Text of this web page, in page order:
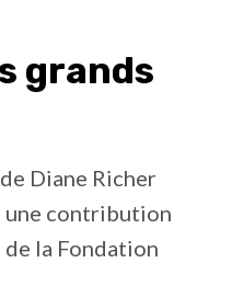
grands
Diane Richer
une contribution
la Fondation